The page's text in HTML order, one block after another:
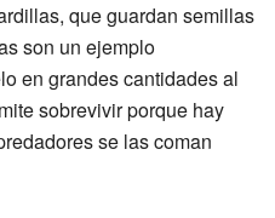
que guardan semillas
son un ejemplo
en grandes cantidades al
sobrevivir porque hay
se las coman